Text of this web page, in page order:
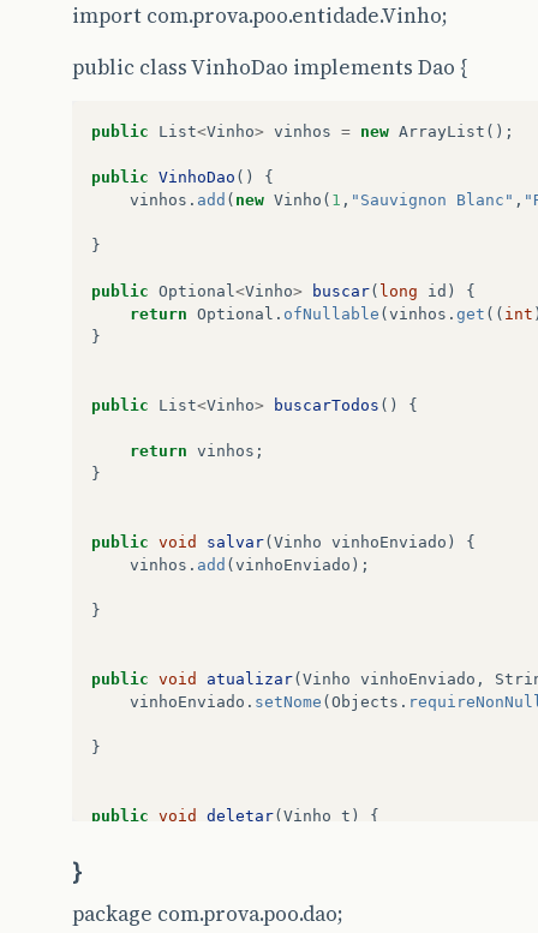
return
tipo
}
public void setTipo ( String tipo)
import com.prova.poo.entidade.Vinho;
public class VinhoDao implements Dao {
public List<Vinho> vinhos = new ArrayList ();
public VinhoDao ()
{
vinhos . add ( new Vinho ( 1 , "Sauvignon Blanc" ,
}
public Optional<Vinho> buscar( long id )
{
return Optional . ofNullable ( vinhos . get (( int
}
public List<Vinho> buscarTodos () {
return vinhos ;
}
public void salvar( Vinho vinhoEnviado )
{
vinhos . add ( vinhoEnviado );
}
public void atualizar( Vinho vinhoEnviado ,
vinhoEnviado . setNome ( Objects .
}
public void deletar( Vinho t )
{
}
}
package com.prova.poo.dao;